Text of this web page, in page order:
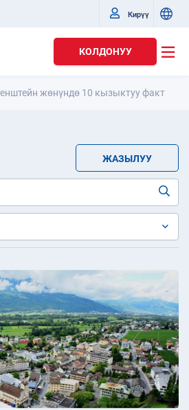
Кирүү
КОЛДОНУУ
жөнүндө 10 кызыктуу факт
ЖАЗЫЛУУ